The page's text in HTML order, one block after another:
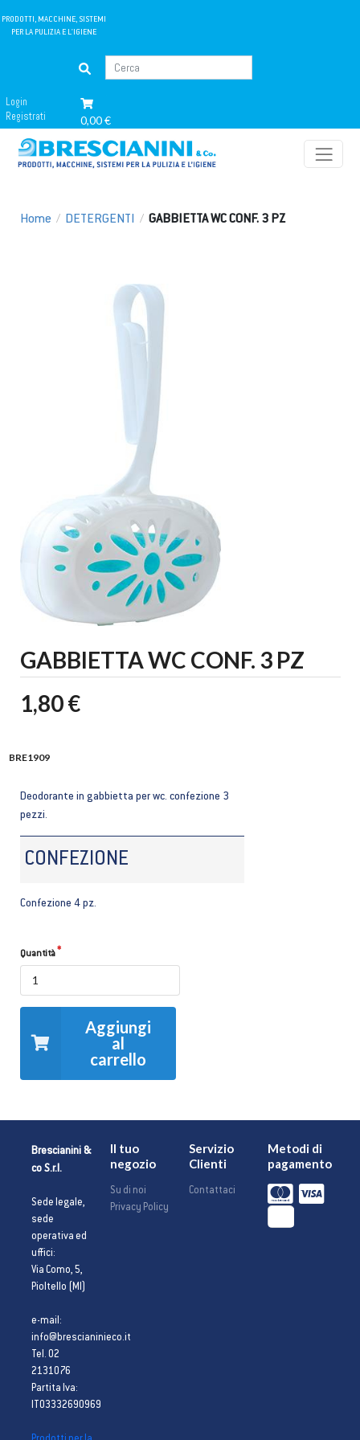
PRODOTTI, MACCHINE, SISTEMI
PER LA PULIZIA E L'IGIENE
Login
Registrati
0,00 €
Home / DETERGENTI / GABBIETTA WC CONF. 3 PZ
GABBIETTA WC CONF. 3 PZ
1,80 €
BRE1909
Deodorante in gabbietta per wc. confezione 3
pezzi.
CONFEZIONE
Confezione 4 pz.
Quantità
Aggiungi
al
carrello
Brescianini &
co S.r.l.
Sede legale,
sede
operativa ed
uffici:
Via Como, 5,
Pioltello (MI)
e-mail:
info@brescianinieco.it
Tel. 02
2131076
Partita Iva:
IT03332690969
Il tuo
negozio
Su di noi
Privacy Policy
Servizio
Clienti
Contattaci
Metodi di
pagamento